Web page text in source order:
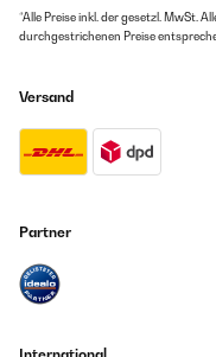
*Alle Preise inkl. der gesetzl. MwSt.
durchgestrichenen Preise
Versand
Partner